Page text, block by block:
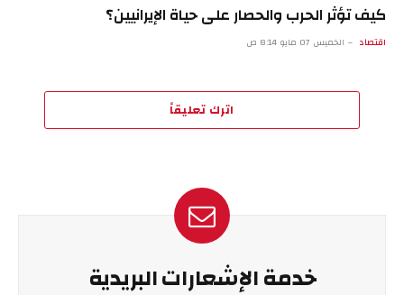
كيف تؤثر الحرب والحصار على حياة الإيرانيين؟
اقتصاد الخميس 07 مايو 8:14 ص
اترك تعليقاً
خدمة الإشعارات البريدية